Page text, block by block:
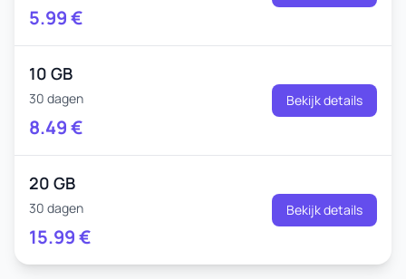
5.99€
10 GB
30 dagen
8.49€
Bekijk details
20 GB
30 dagen
15.99€
Bekijk details